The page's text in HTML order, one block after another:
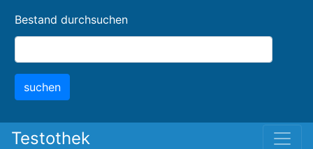
content
Bestand durchsuchen
suchen
Testothek